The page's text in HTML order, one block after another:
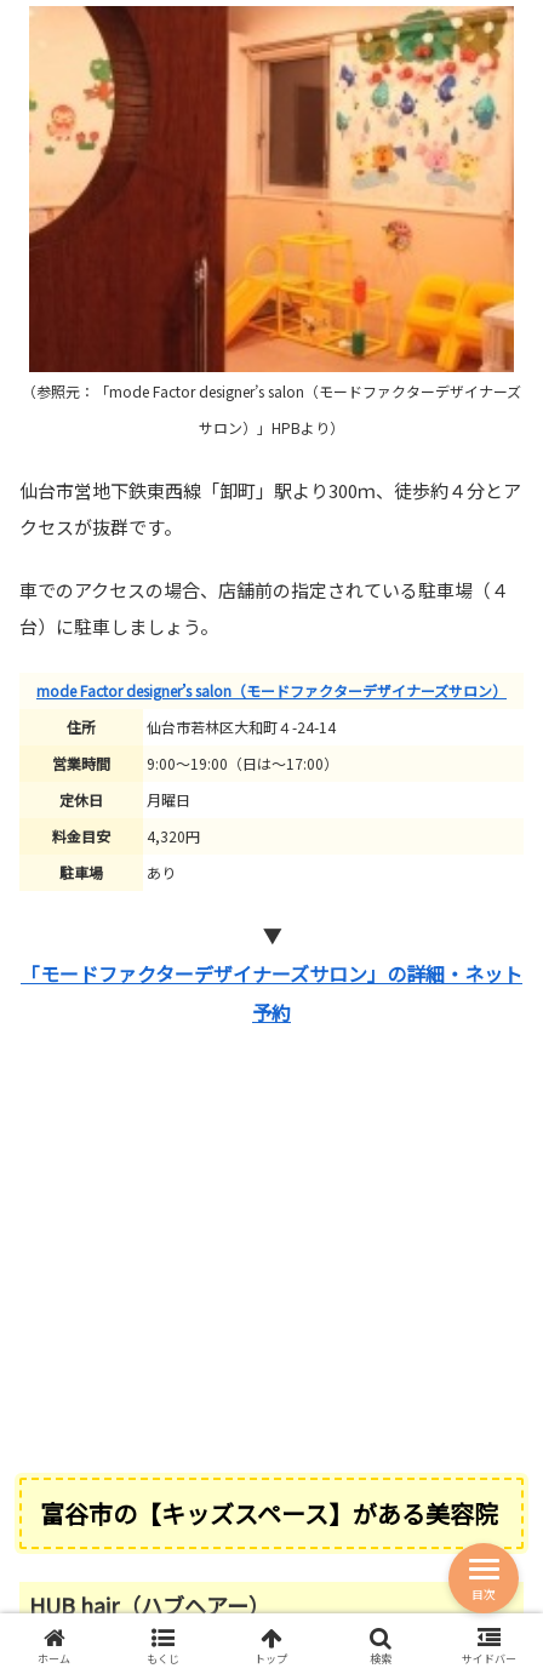
（参照元：「mode Factor designer’s salon（モードファクターデザイナーズ
サロン）」HPBより）
仙台市営地下鉄東西線「卸町」駅より300ｍ、徒歩約４分とア
クセスが抜群です。
車でのアクセスの場合、店舗前の指定されている駐車場（４
台）に駐車しましょう。
mode Factor designer’s salon（モードファクターデザイナーズサロン）
住所
仙台市若林区大和町４-24-14
営業時間
9:00～19:00（日は～17:00）
定休日
月曜日
料金目安
4,320円
駐車場
あり
▼
「モードファクターデザイナーズサロン」の詳細・ネット
予約
富谷市の【キッズスペース】がある美容院
HUB hair（ハブヘアー）
ホーム もくじ トップ 検索 サイドバー
目次